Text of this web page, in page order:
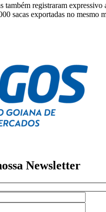
também registraram
sacas exportadas no mesmo
Newsletter